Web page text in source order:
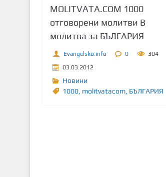
MOLITVATA.COM 1000
отговорени молитви В
молитва за БЪЛГАРИЯ
Evangelsko.info 0
304
03.03.2012
Новини
1000, molitvatacom, БЪЛГАРИЯ